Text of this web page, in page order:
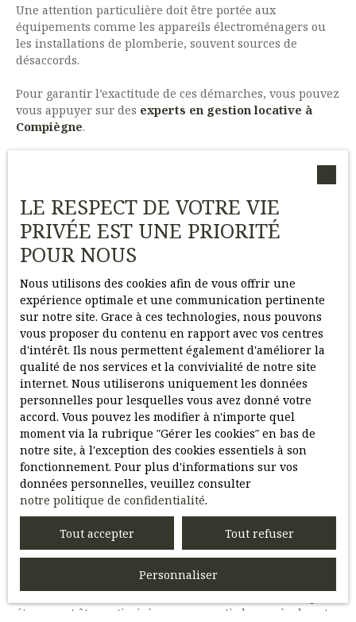
Une attention particulière doit être portée aux
équipements comme les appareils électroménagers ou
les installations de plomberie, souvent sources de
désaccords.
Pour garantir l’exactitude de ces démarches, vous pouvez
vous appuyer sur des experts en gestion locative à
Compiègne.
Conclusion
Fixer son loyer à Compiègne
simple évaluation financière. Cela implique une
compréhension fine du marché local, une gestion
minutieuse des obligations légales, et une anticipation
des risques pour garantir une expérience locative fluide
et sécurisée.
Avec une demande locative croissante dans la région, les
propriétaires ont l’opportunité de bénéficier d’un
rendement attractif, à condition d’adopter une approche
rigoureuse et bien informée.
Confier votre projet à un professionnel de la gestion
locative à Compiègne peut vous offrir un
accompagnement personnaliséet une tranquillité
d’esprit. Grâce à leur expertise, ces experts vous aident à
maximiser votre rentabilité
tout en minimisant les
contraintes liées à la gestion quotidienne.
fixer le loyer, de sélectionner des
étape peut être optimisée pour garantir le succès de votre
LE RESPECT DE VOTRE VIE
PRIVÉE EST UNE PRIORITÉ
POUR NOUS
Nous utilisons des cookies afin de vous offrir une
expérience optimale et une communication pertinente
sur notre site. Grace à ces technologies, nous pouvons
vous proposer du contenu en rapport avec vos centres
d'intérêt. Ils nous permettent également d'améliorer la
qualité de nos services et la convivialité de notre site
internet. Nous utiliserons uniquement les données
personnelles pour lesquelles vous avez donné votre
accord. Vous pouvez les modifier à n'importe quel
moment via la rubrique ″Gérer les cookies″ en bas de
notre site, à l'exception des cookies essentiels à son
fonctionnement. Pour plus d'informations sur vos
données personnelles, veuillez consulter
notre politique de confidentialité.
Tout accepter Tout refuser
Personnaliser